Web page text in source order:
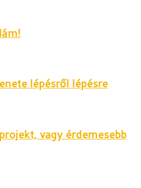
lépésről lépésre
vagy érdemesebb